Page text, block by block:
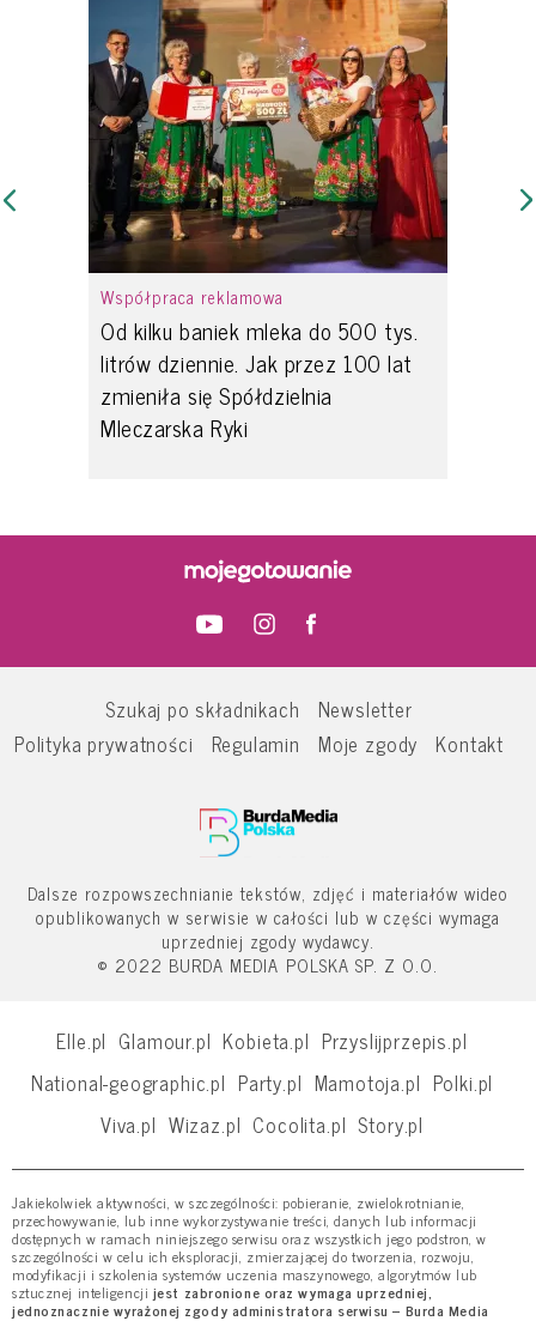
Współpraca reklamowa
Od kilku baniek mleka do 500 tys.
litrów dziennie. Jak przez 100 lat
zmieniła się Spółdzielnia
Mleczarska Ryki
Szukaj po składnikach
Newsletter
Polityka prywatności
Regulamin Moje zgody Kontakt
Dalsze rozpowszechnianie tekstów, zdjęć i materiałów wideo
opublikowanych w serwisie w całości lub w części wymaga
uprzedniej zgody wydawcy.
© 2022 BURDA MEDIA POLSKA SP. Z O.O.
Elle.pl Glamour.pl Kobieta.pl Przyslijprzepis.pl
National-geographic.pl Party.pl Mamotoja.pl Polki.pl
Viva.pl Wizaz.pl Cocolita.pl Story.pl
Jakiekolwiek aktywności, w szczególności: pobieranie, zwielokrotnianie,
przechowywanie, lub inne wykorzystywanie treści, danych lub informacji
dostępnych w ramach niniejszego serwisu oraz wszystkich jego podstron, w
szczególności w celu ich eksploracji, zmierzającej do tworzenia, rozwoju,
modyfikacji i szkolenia systemów uczenia maszynowego, algorytmów lub
sztucznej inteligencji jest zabronione oraz wymaga uprzedniej,
jednoznacznie wyrażonej zgody administratora serwisu – Burda Media